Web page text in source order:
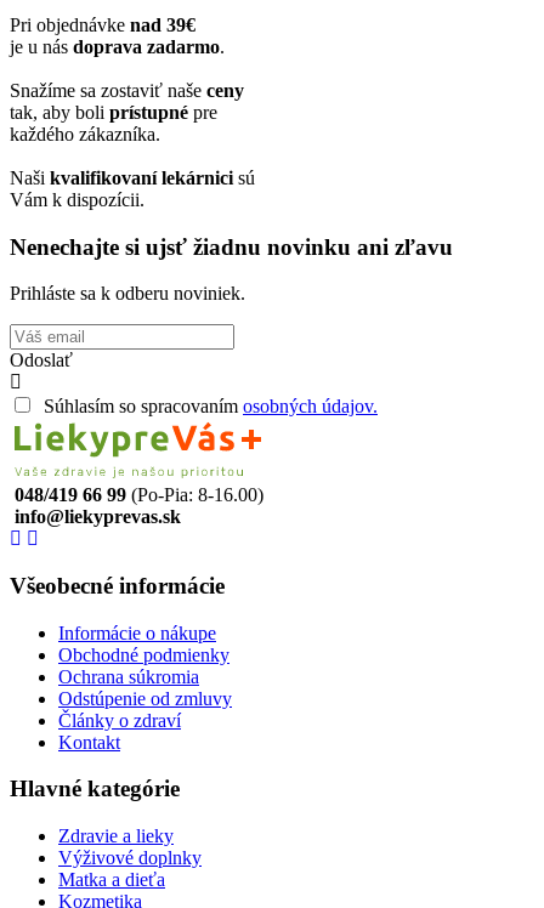
Pri objednávke nad 39€
je u nás doprava zadarmo.
Snažíme sa zostaviť naše ceny
tak, aby boli prístupné pre
každého zákazníka.
Naši kvalifikovaní lekárnici sú
Vám k dispozícii.
Nenechajte si ujsť žiadnu novinku ani zľavu
Prihláste sa k odberu noviniek.
Odoslať
Súhlasím so spracovaním osobných údajov.
048/419 66 99 (Po-Pia: 8-16.00)
info@liekyprevas.sk
Všeobecné informácie
Informácie o nákupe
Obchodné podmienky
Ochrana súkromia
Odstúpenie od zmluvy
Články o zdraví
Kontakt
Hlavné kategórie
Zdravie a lieky
Výživové doplnky
Matka a dieťa
Kozmetika